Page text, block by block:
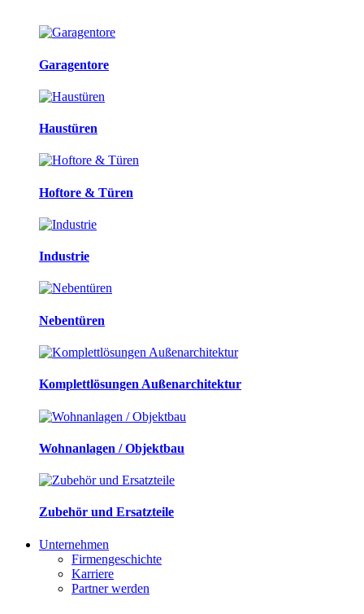
Garagentore
Haustüren
Hoftore & Türen
Industrie
Nebentüren
Komplettlösungen Außenarchitektur
Wohnanlagen / Objektbau
Zubehör und Ersatzteile
Unternehmen
Firmengeschichte
Karriere
Partner werden